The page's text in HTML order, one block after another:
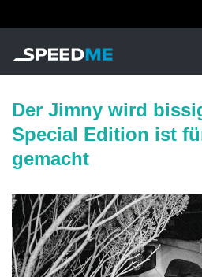
Der Jimny wird
Special Edition ist
gemacht